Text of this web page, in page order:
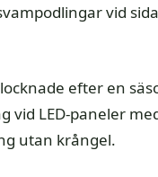
vid
efter en
vid LED-paneler
utan krångel.